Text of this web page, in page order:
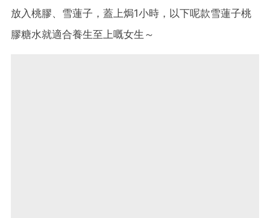
放入桃膠、雪蓮子，蓋上焗1小時，以下呢款雪蓮子桃
膠糖水就適合養生至上嘅女生～